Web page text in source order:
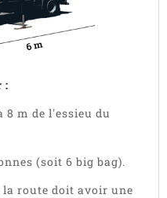
:
8 m de l'essieu du
(soit 6 big bag).
route doit avoir une